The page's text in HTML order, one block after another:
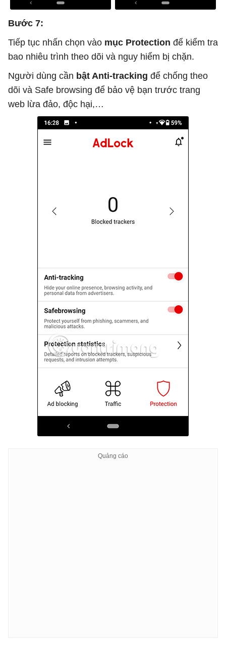
Bước 7:
Tiếp tục nhấn chọn vào mục Protection để kiểm tra
bao nhiêu trình theo dõi và nguy hiểm bị chặn.
Người dùng cần bật Anti-tracking để chống theo
dõi và Safe browsing để bảo vệ bạn trước trang
web lừa đảo, độc hại,…